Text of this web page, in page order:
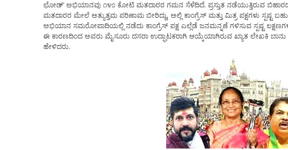
ಛೋಡ್’ ಅಭಿಯಾನವು ೧೪೦ ಕೋಟಿ ಮತದಾರರ ಗಮನ ಸೆಳೆದಿದೆ. ಪ್ರಸ್ತುತ ನಡೆಯುತ್ತಿರುವ
ಮತದಾರರ ಮೇಲೆ ಅತ್ಯುತ್ತಮ ಪರಿಣಾಮ ಬೀರಿದ್ದು, ಅಲ್ಲಿ ಕಾಂಗ್ರೆಸ್ ಮತ್ತು ಮಿತ್ರ ಪಕ್ಷಗಳು
ಅಭಿಯಾನ ಸಮರೋಪಾದಿಯಲ್ಲಿ ನಡೆದು ಕಾಂಗ್ರೆಸ್ ಪಕ್ಷ ಎಲ್ಲೆಡೆ ಜನಮನ್ನಣೆ ಗಳಿಸುವ ಸ್ಪಷ್ಟ
ಈ ಕಾರಣದಿಂದ ಅವರು ಮೈಸೂರು ದಸರಾ ಉದ್ಘಾಟಕರಾಗಿ ಆಯ್ಕೆಯಾಗಿರುವ ಖ್ಯಾತ ಲೇಖಕಿ ಬಾನು
ಹೇಳಿದರು.